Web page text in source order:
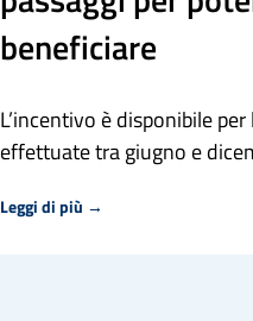
beneficiare
L’incentivo è disponibile
effettuate tra giugno e
Leggi di più →